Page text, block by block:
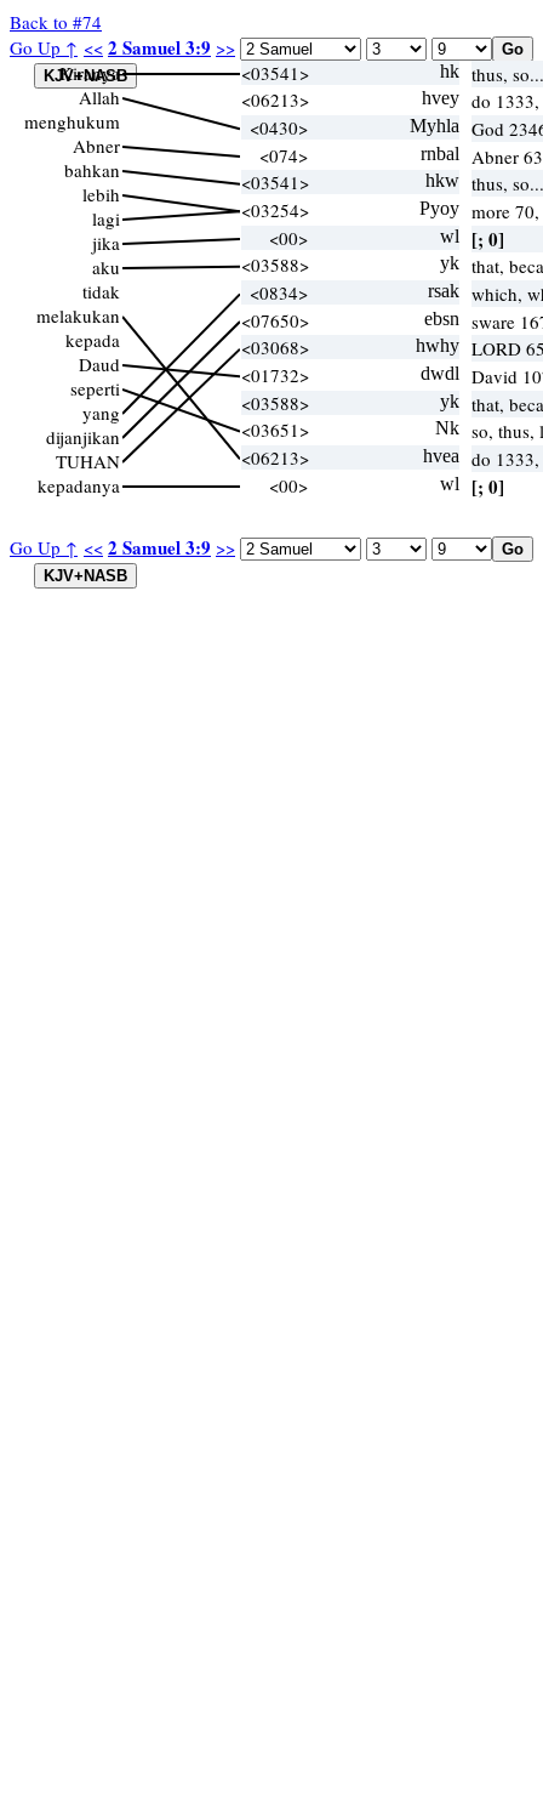
Back to #74
Go Up ↑ << 2 Samuel 3:9 >>
Go Up ↑ << 2 Samuel 3:9 >>
Kiranya
Allah
menghukum
Abner
bahkan
lebih
lagi
jika
aku
tidak
melakukan
kepada
Daud
seperti
yang
dijanjikan
TUHAN
kepadanya
<03541> hk thus,
<06213>
hvey do
<0430>
Myhla
God
<074>
rnbal
Abner
<03541>
hkw thus,
<03254>
Pyoy more
<00>
wl [; 0]
<03588> yk that,
<0834>
rsak which,
<07650>
ebsn
sware
<03068>
hwhy LORD
<01732>
dwdl
David
<03588>
yk that,
<03651>
Nk so,
<06213>
hvea
do
<00>
wl [; 0]